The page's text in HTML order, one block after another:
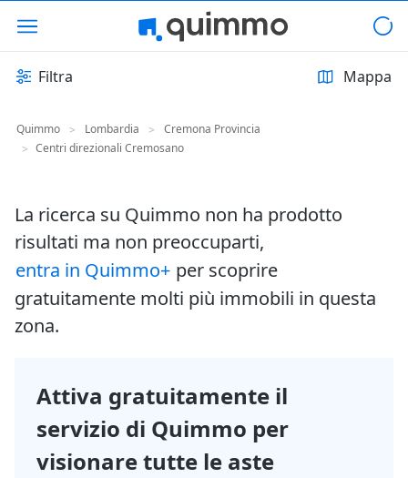
Filtra Mappa
Quimmo > Lombardia >
Cremona Provincia
> Centri direzionali Cremosano
La ricerca su Quimmo non ha prodotto
risultati ma non preoccuparti,
entra in Quimmo+ per scoprire
gratuitamente molti più immobili in questa
zona.
Attiva gratuitamente il
servizio di Quimmo per
visionare tutte le aste